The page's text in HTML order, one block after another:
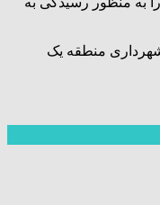
دوشنبه هر هفته از ساعت ۹ الی ۱۲ صبح در محل ساختمان شهرداری منطقه یک